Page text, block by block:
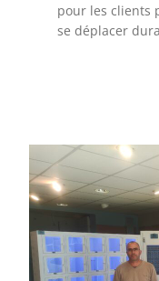
pour les clients
se déplacer